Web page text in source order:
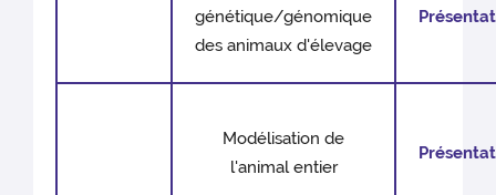
génétique/génomique
des animaux d'élevage
Modélisation de
l'animal entier